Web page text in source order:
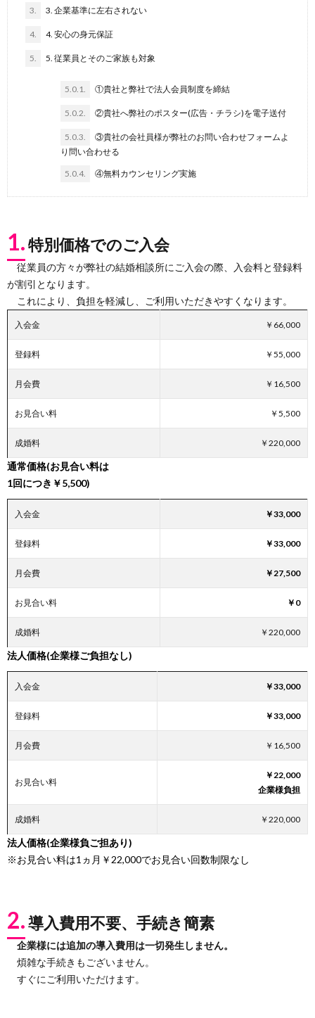
3. 3. 企業基準に左右されない
4. 4. 安心の身元保証
5. 5. 従業員とそのご家族も対象
5.0.1. ①貴社と弊社で法人会員制度を締結
5.0.2. ②貴社へ弊社のポスター(広告・チラシ)を電子送付
5.0.3.
③貴社の会社員様が弊社のお問い合わせフォームよ
り問い合わせる
5.0.4. ④無料カウンセリング実施
1.特別価格でのご入会
従業員の方々が弊社の結婚相談所にご入会の際、入会料と登録料
が割引となります。
これにより、負担を軽減し、ご利用いただきやすくなります。
入会金 ￥66,000
登録料 ￥55,000
月会費 ￥16,500
お見合い料 ￥5,500
成婚料 ￥220,000
通常価格(お見合い料は
1回につき￥5,500)
入会金 ￥33,000
登録料 ￥33,000
月会費 ￥27,500
お見合い料 ￥0
成婚料 ￥220,000
法人価格(企業様ご負担なし)
入会金 ￥33,000
登録料 ￥33,000
月会費 ￥16,500
お見合い料
￥22,000
企業様負担
成婚料 ￥220,000
法人価格(企業様負ご担あり)
※お見合い料は1ヵ月￥22,000でお見合い回数制限なし
2.導入費用不要、手続き簡素
企業様には追加の導入費用は一切発生しません。
煩雑な手続きもございません。
すぐにご利用いただけます。